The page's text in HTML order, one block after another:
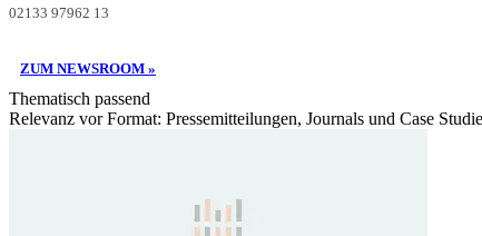
02133 97962 13
ZUM NEWSROOM »
Thematisch passend
Relevanz vor Format: Pressemitteilungen, Journals und Case